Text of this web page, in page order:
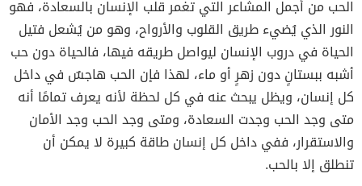
الحب من أجمل المشاعر التي تغمر قلب الإنسان بالسعادة، فهو
النور الذي يُضيء طريق القلوب والأرواح، وهو من يُشعل فتيل
الحياة في دروب الإنسان ليواصل طريقه فيها، فالحياة دون حب
أشبه ببستانٍ دون زهرٍ أو ماء، لهذا فإن الحب هاجسٌ في داخل
كل إنسان، ويظل يبحث عنه في كل لحظة لأنه يعرف تمامًا أنه
متى وجد الحب وجدت السعادة، ومتى وجد الحب وجد الأمان
والاستقرار، ففي داخل كل إنسان طاقة كبيرة لا يمكن أن
تنطلق إلا بالحب.